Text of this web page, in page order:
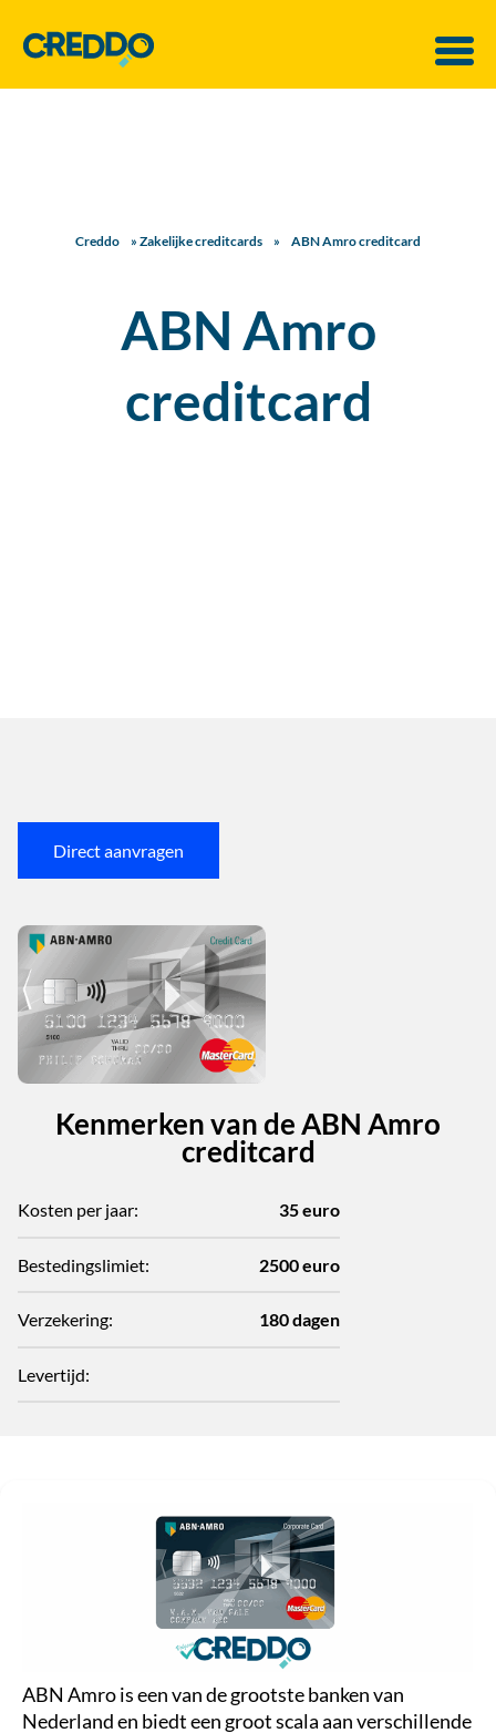
Creddo » Zakelijke creditcards » ABN Amro creditcard
ABN Amro
creditcard
Direct aanvragen
Kenmerken van de ABN Amro
creditcard
Kosten per jaar: 35 euro
Bestedingslimiet: 2500 euro
Verzekering: 180 dagen
Levertijd:
ABN Amro is een van de grootste banken van
Nederland en biedt een groot scala aan verschillende